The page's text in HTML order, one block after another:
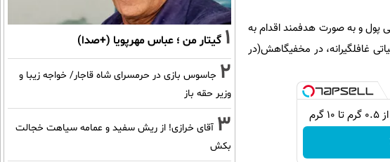
پول و به صورت هدفمند اقدام به
غافلگیرانه، در مخفیگاهش(در
1 گیتار من ؛ عباس مهرپویا (+صدا)
2 جاسوس بازی در حرمسرای شاه قاجار/ خواجه زیبا و
وزیر حقه باز
3 آقای خرازی! از ریش سفید و عمامه سیاهت خجالت
بکش